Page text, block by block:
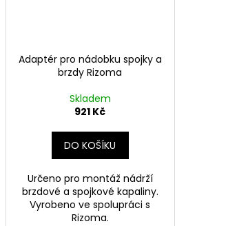
Adaptér pro nádobku spojky a
brzdy Rizoma
Skladem
921 Kč
DO KOŠÍKU
Určeno pro montáž nádrží
brzdové a spojkové kapaliny.
Vyrobeno ve spolupráci s
Rizoma.